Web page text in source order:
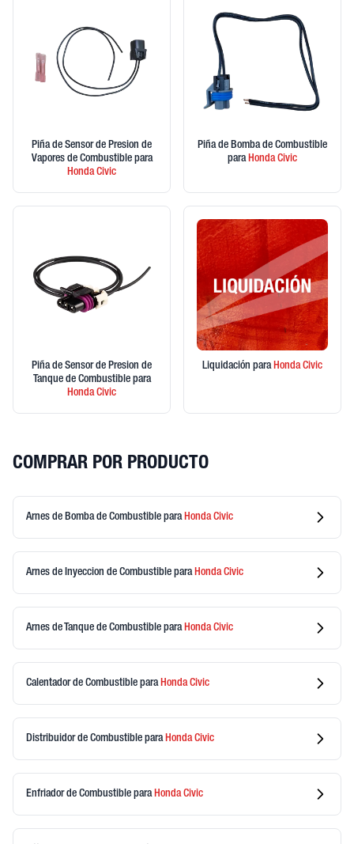
Piña de Sensor de Presion de
Vapores de Combustible para
HondaCivic
Piña de Bomba de Combustible
paraHondaCivic
Piña de Sensor de Presion de
Tanque de Combustible para
HondaCivic
Liquidación paraHondaCivic
COMPRAR POR PRODUCTO
Arnes de Bomba de Combustible para HondaCivic
Arnes de Inyeccion de Combustible para HondaCivic
Arnes de Tanque de Combustible para HondaCivic
Calentador de Combustible para HondaCivic
Distribuidor de Combustible para HondaCivic
Enfriador de Combustible para HondaCivic